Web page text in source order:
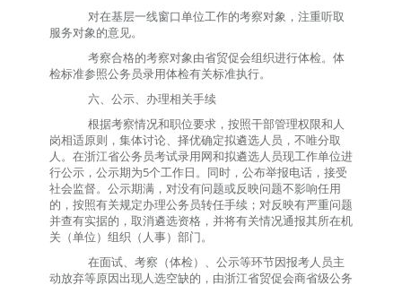
对在基层一线窗口单位工作的考察对象，注重听取
服务对象的意见。
考察合格的考察对象由省贸促会组织进行体检。体
检标准参照公务员录用体检有关标准执行。
六、公示、办理相关手续
根据考察情况和职位要求，按照干部管理权限和人
岗相适原则，集体讨论、择优确定拟遴选人员，不唯分取
人。在浙江省公务员考试录用网和拟遴选人员现工作单位进
行公示，公示期为5个工作日。同时，公布举报电话，接受
社会监督。公示期满，对没有问题或反映问题不影响任用
的，按照有关规定办理公务员转任手续；对反映有严重问题
并查有实据的，取消遴选资格，并将有关情况通报其所在机
关（单位）组织（人事）部门。
在面试、考察（体检）、公示等环节因报考人员主
动放弃等原因出现人选空缺的，由浙江省贸促会商省级公务